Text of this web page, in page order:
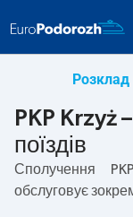
Розклад
PKP Krzyż
поїздів
Сполучення
обслуговує